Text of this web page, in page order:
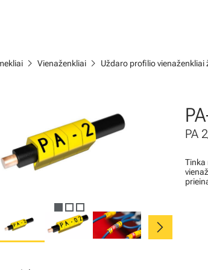
chevron_right Vienaženkliai chevron_right Uždaro profilio vienaženkliai
chevron_right
PA
Tinka